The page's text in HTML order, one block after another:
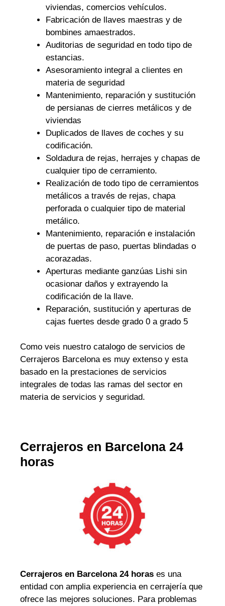
viviendas, comercios vehículos.
Fabricación de llaves maestras y de
bombines amaestrados.
Auditorias de seguridad en todo tipo de
estancias.
Asesoramiento integral a clientes en
materia de seguridad
Mantenimiento, reparación y sustitución
de persianas de cierres metálicos y de
viviendas
Duplicados de llaves de coches y su
codificación.
Soldadura de rejas, herrajes y chapas de
cualquier tipo de cerramiento.
Realización de todo tipo de cerramientos
metálicos a través de rejas, chapa
perforada o cualquier tipo de material
metálico.
Mantenimiento, reparación e instalación
de puertas de paso, puertas blindadas o
acorazadas.
Aperturas mediante ganzúas Lishi sin
ocasionar daños y extrayendo la
codificación de la llave.
Reparación, sustitución y aperturas de
cajas fuertes desde grado 0 a grado 5
Como veis nuestro catalogo de servicios de
Cerrajeros Barcelona es muy extenso y esta
basado en la prestaciones de servicios
integrales de todas las ramas del sector en
materia de servicios y seguridad.
Cerrajeros en Barcelona 24
horas
Cerrajeros en Barcelona 24 horas es una
entidad con amplia experiencia en cerrajería que
ofrece las mejores soluciones. Para problemas